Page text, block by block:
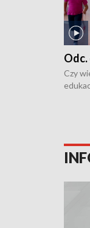
Odc.
Czy